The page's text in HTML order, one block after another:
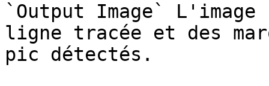
`Output Image`
ligne tracée et des
pic détectés.